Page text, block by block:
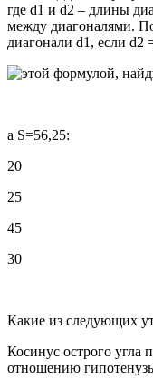
где d1 и d2 – длины
между диагоналями.
диагонали d1, если d2
a S=56,25:
20
25
45
30
Какие из следующих
Косинус острого угла
отношению